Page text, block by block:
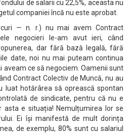
de salarii cu 22,5%, aceasta nu
companiei încă nu este aprobat.
— n. r.) nu mai avem Contract
negocieri le-am avut ieri, când
dar fără bază legală, fără
date, noi nu mai puteam continua
aveam ce să negociem. Oamenii sunt
Contract Colectiv de Muncă, nu au
luat hotărârea să oprească spontan
de sindicate, pentru că nu e
asta e situația! Nemulțumirea lor se
Ei își manifestă de mult dorința
de exemplu, 80% sunt cu salariul